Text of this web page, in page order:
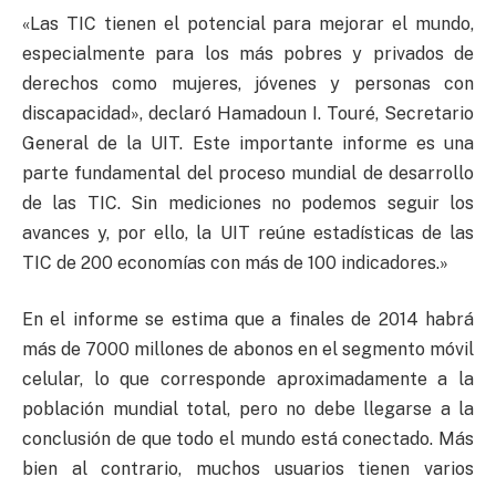
«Las TIC tienen el potencial para mejorar el mundo,
especialmente para los más pobres y privados de
derechos como mujeres, jóvenes y personas con
discapacidad», declaró Hamadoun I. Touré, Secretario
General de la UIT. Este importante informe es una
parte fundamental del proceso mundial de desarrollo
de las TIC. Sin mediciones no podemos seguir los
avances y, por ello, la UIT reúne estadísticas de las
TIC de 200 economías con más de 100 indicadores.»
En el informe se estima que a finales de 2014 habrá
más de 7000 millones de abonos en el segmento móvil
celular, lo que corresponde aproximadamente a la
población mundial total, pero no debe llegarse a la
conclusión de que todo el mundo está conectado. Más
bien al contrario, muchos usuarios tienen varios